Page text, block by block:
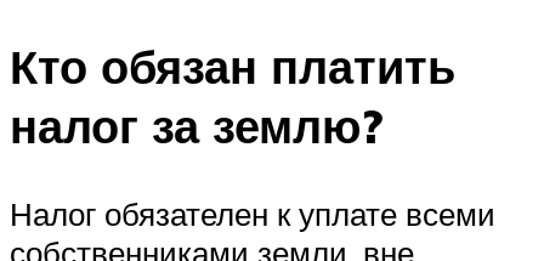
Кто обязан платить
налог за землю?
Налог обязателен к уплате всеми
собственниками земли, вне